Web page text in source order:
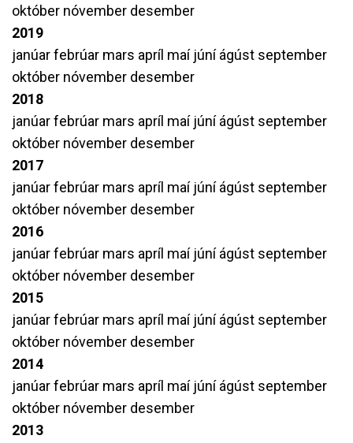
október nóvember desember
2019
janúarfebrúar mars apríl maí júníágúst september
október nóvember desember
2018
janúarfebrúar mars apríl maí júníágúst september
október nóvember desember
2017
janúarfebrúar mars apríl maí júníágúst september
október nóvember desember
2016
janúarfebrúar mars apríl maí júníágúst september
október nóvember desember
2015
janúarfebrúar mars apríl maí júníágúst september
október nóvember desember
2014
janúarfebrúar mars apríl maí júníágúst september
október nóvember desember
2013